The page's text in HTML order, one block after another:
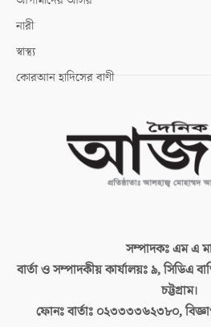
নারী
স্বাস্থ্য
কোরআন হাদিসের বাণী
সম্পাদকঃএম এ
বার্তা ও সম্পাদকীয় কার্যালয়ঃ৯, সিডিএ
চট্টগ্রাম।
ফোনঃ বার্তাঃ ০২৩৩৩৩৬২৩৮০,